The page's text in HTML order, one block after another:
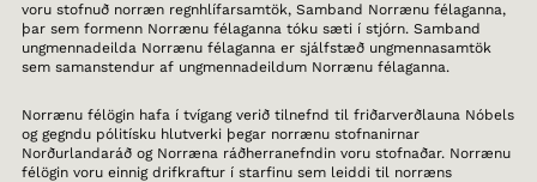
voru stofnuð norræn regnhlífarsamtök, Samband Norrænu félaganna,
þar sem formenn Norrænu félaganna tóku sæti í stjórn. Samband
ungmennadeilda Norrænu félaganna er sjálfstæð ungmennasamtök
sem samanstendur af ungmennadeildum Norrænu félaganna.
Norrænu félögin hafa í tvígang verið tilnefnd til friðarverðlauna Nóbels
og gegndu pólitísku hlutverki þegar norrænu stofnanirnar
Norðurlandaráð og Norræna ráðherranefndin voru stofnaðar. Norrænu
félögin voru einnig drifkraftur í starfinu sem leiddi til norræns